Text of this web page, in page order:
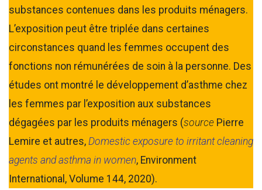
substances contenues dans les produits ménagers.
L’exposition peut être triplée dans certaines
circonstances quand les femmes occupent des
fonctions non rémunérées de soin à la personne. Des
études ont montré le développement d’asthme chez
les femmes par l’exposition aux substances
dégagées par les produits ménagers (source Pierre
Lemire et autres, Domestic exposure to irritant cleaning
agents and asthma in women, Environment
International, Volume 144, 2020).